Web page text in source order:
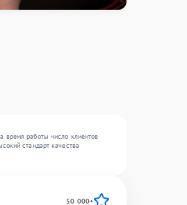
время работы число клиентов
стандарт качества
50 000+